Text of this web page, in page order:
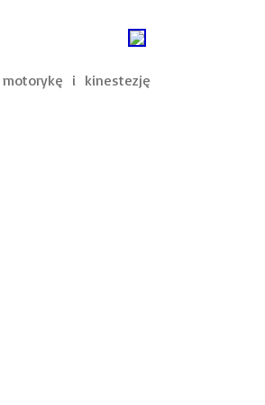
motorykę i kinestezję